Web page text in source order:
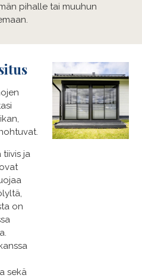
pihalle tai muuhun
tiivis ja
on
sekä